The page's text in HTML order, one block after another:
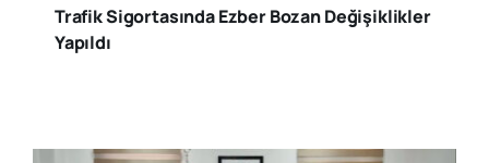
Trafik Sigortasında Ezber Bozan Değişiklikler
Yapıldı